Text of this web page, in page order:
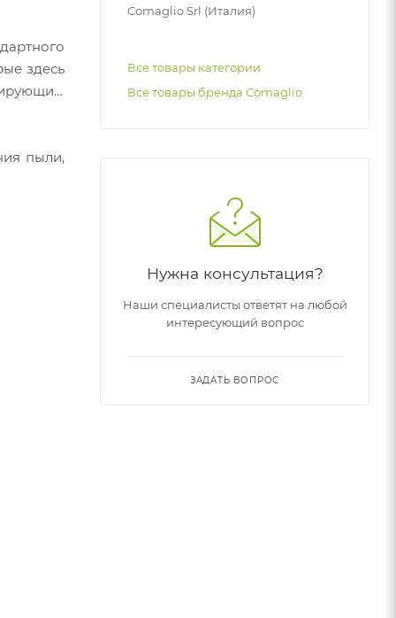
здесь
пыли,
Comaglio Srl (Италия)
Все товары категории
Все товары бренда Comaglio
Нужна консультация?
Наши специалисты ответят на любой
интересующий вопрос
ЗАДАТЬ ВОПРОС